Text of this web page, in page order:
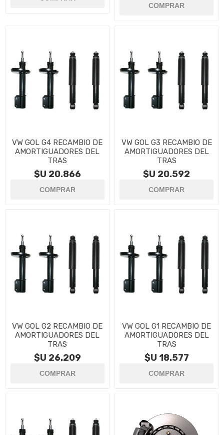
VW GOL G4 RECAMBIO DE
AMORTIGUADORES DEL
TRAS
$U 20.866
VW GOL G3 RECAMBIO DE
AMORTIGUADORES DEL
TRAS
$U 20.592
VW GOL G2 RECAMBIO DE
AMORTIGUADORES DEL
TRAS
$U 26.209
VW GOL G1 RECAMBIO DE
AMORTIGUADORES DEL
TRAS
$U 18.577